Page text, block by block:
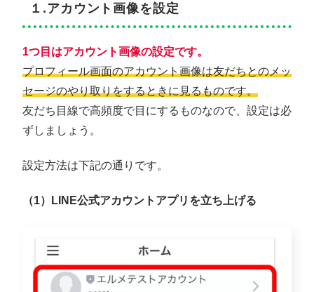
１.アカウント画像を設定
1つ目はアカウント画像の設定です。
プロフィール画面のアカウント画像は友だちとのメッ
セージのやり取りをするときに見るものです。
友だち目線で高頻度で目にするものなので、設定は必
ずしましょう。
設定方法は下記の通りです。
（1）LINE公式アカウントアプリを立ち上げる